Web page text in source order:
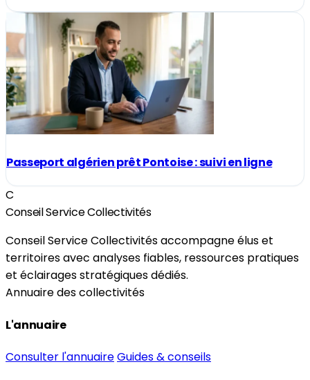
Passeport algérien prêt Pontoise : suivi en ligne
C
Conseil Service Collectivités
Conseil Service Collectivités accompagne élus et
territoires avec analyses fiables, ressources pratiques
et éclairages stratégiques dédiés.
Annuaire des collectivités
L'annuaire
Consulter l'annuaireGuides & conseils